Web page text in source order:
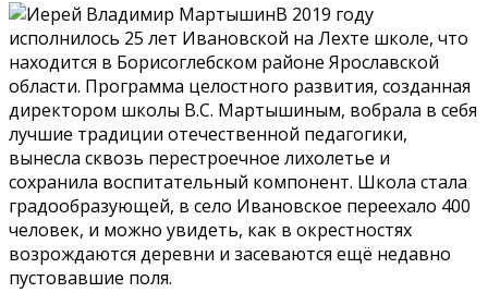
В 2019 году
исполнилось 25 лет Ивановской на Лехте школе, что
находится в Борисоглебском районе Ярославской
области. Программа целостного развития, созданная
директором школы В.С. Мартышиным, вобрала в себя
лучшие традиции отечественной педагогики,
вынесла сквозь перестроечное лихолетье и
сохранила воспитательный компонент. Школа стала
градообразующей, в село Ивановское переехало 400
человек, и можно увидеть, как в окрестностях
возрождаются деревни и засеваются ещё недавно
пустовавшие поля.